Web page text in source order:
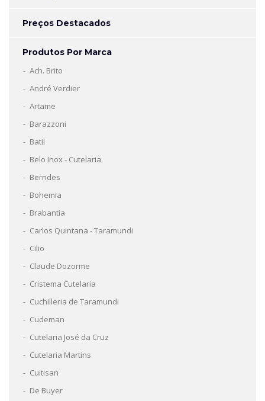
Preços Destacados
Produtos Por Marca
Ach. Brito
André Verdier
Artame
Barazzoni
Batil
Belo Inox - Cutelaria
Berndes
Bohemia
Brabantia
Carlos Quintana - Taramundi
Cilio
Claude Dozorme
Cristema Cutelaria
Cuchilleria de Taramundi
Cudeman
Cutelaria José da Cruz
Cutelaria Martins
Cuitisan
De Buyer